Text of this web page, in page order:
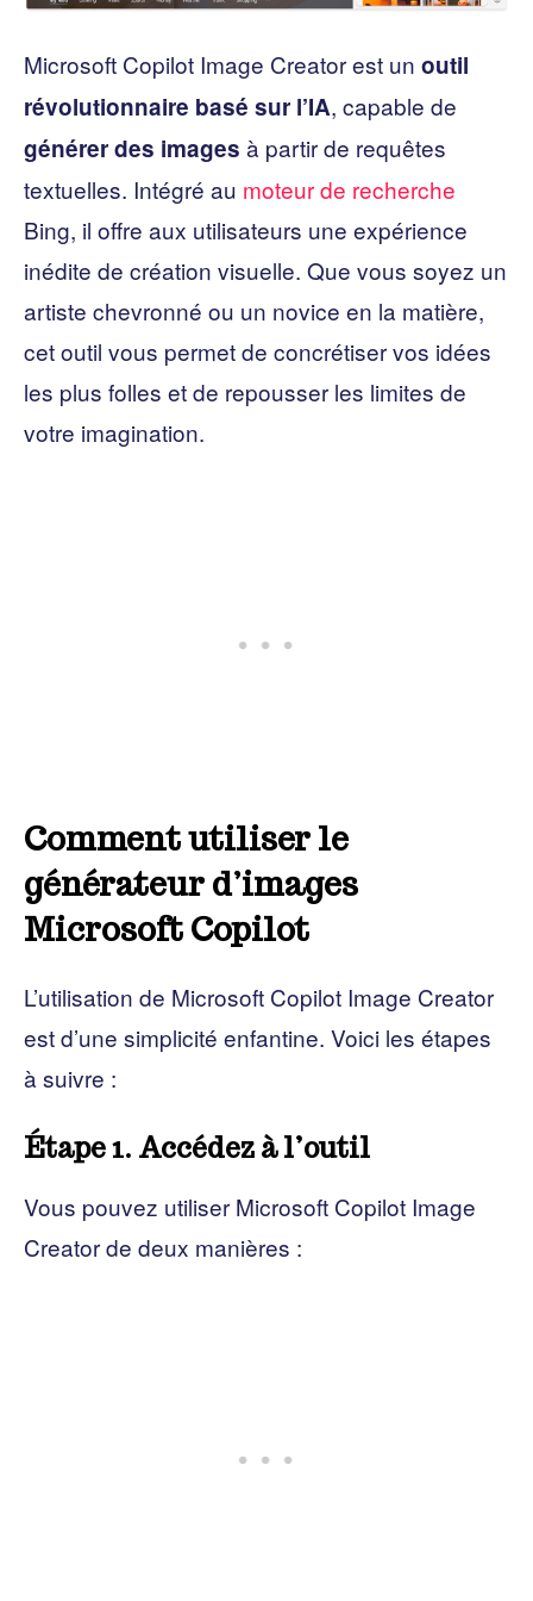
Microsoft Copilot Image Creator est un outil
révolutionnaire basé sur l’IA, capable de
générer des images à partir de requêtes
textuelles. Intégré au moteur de recherche
Bing, il offre aux utilisateurs une expérience
inédite de création visuelle. Que vous soyez un
artiste chevronné ou un novice en la matière,
cet outil vous permet de concrétiser vos idées
les plus folles et de repousser les limites de
votre imagination.
Comment utiliser le
générateur d’images
Microsoft Copilot
L’utilisation de Microsoft Copilot Image Creator
est d’une simplicité enfantine. Voici les étapes
à suivre :
Étape 1. Accédez à l’outil
Vous pouvez utiliser Microsoft Copilot Image
Creator de deux manières :